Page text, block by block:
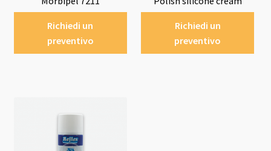
Richiedi un
preventivo
Richiedi un
preventivo